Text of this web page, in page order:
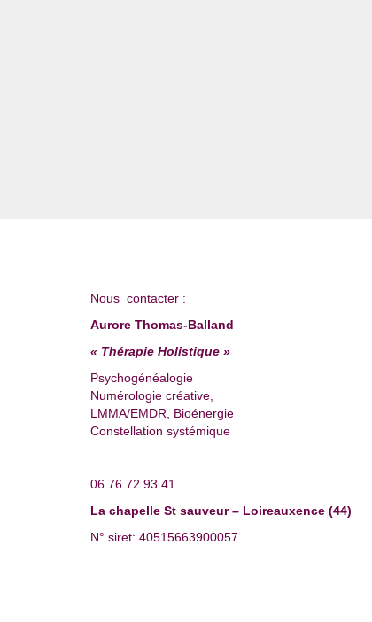
Nous contacter :
Aurore Thomas-Balland
« Thérapie Holistique »
Psychogénéalogie
Numérologie créative,
LMMA/EMDR, Bioénergie
Constellation systémique
06.76.72.93.41
La chapelle St sauveur – Loireauxence (44)
N° siret: 40515663900057